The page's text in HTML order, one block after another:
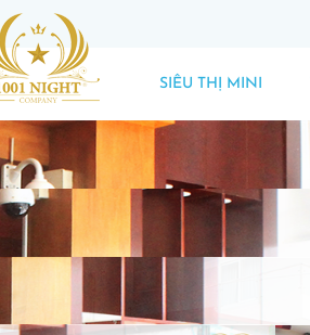
SIÊU THỊ MINI